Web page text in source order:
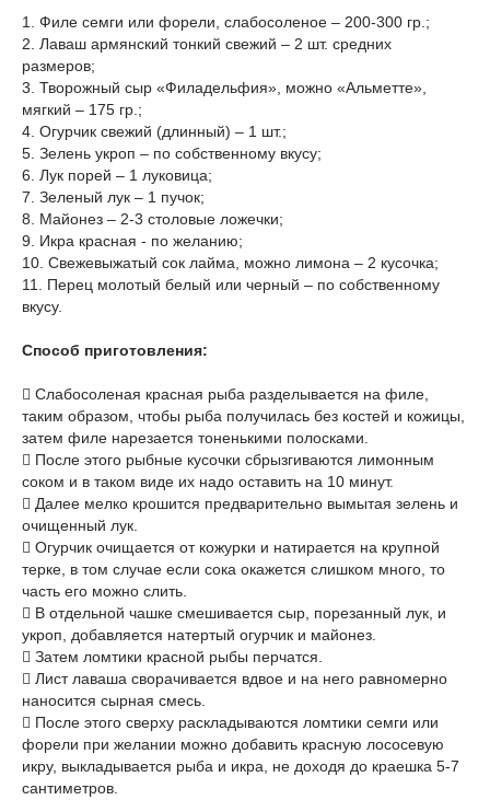
1. Филе семги или форели, слабосоленое – 200-300 гр.;
2. Лаваш армянский тонкий свежий – 2 шт. средних
размеров;
3. Творожный сыр «Филадельфия», можно «Альметте»,
мягкий – 175 гр.;
4. Огурчик свежий (длинный) – 1 шт.;
5. Зелень укроп – по собственному вкусу;
6. Лук порей – 1 луковица;
7. Зеленый лук – 1 пучок;
8. Майонез – 2-3 столовые ложечки;
9. Икра красная - по желанию;
10. Свежевыжатый сок лайма, можно лимона – 2 кусочка;
11. Перец молотый белый или черный – по собственному
вкусу.
Способ приготовления:
 Слабосоленая красная рыба разделывается на филе,
таким образом, чтобы рыба получилась без костей и кожицы,
затем филе нарезается тоненькими полосками.
 После этого рыбные кусочки сбрызгиваются лимонным
соком и в таком виде их надо оставить на 10 минут.
 Далее мелко крошится предварительно вымытая зелень и
очищенный лук.
 Огурчик очищается от кожурки и натирается на крупной
терке, в том случае если сока окажется слишком много, то
часть его можно слить.
 В отдельной чашке смешивается сыр, порезанный лук, и
укроп, добавляется натертый огурчик и майонез.
 Затем ломтики красной рыбы перчатся.
 Лист лаваша сворачивается вдвое и на него равномерно
наносится сырная смесь.
 После этого сверху раскладываются ломтики семги или
форели при желании можно добавить красную лососевую
икру, выкладывается рыба и икра, не доходя до краешка 5-7
сантиметров.